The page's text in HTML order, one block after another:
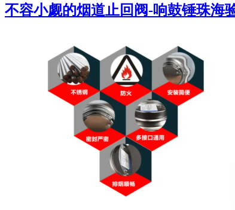
不容小觑的烟道止回阀-响鼓锤珠海